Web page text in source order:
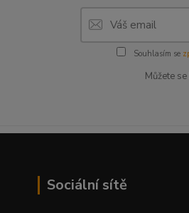
Souhlasím se
Můžete
Sociální sítě